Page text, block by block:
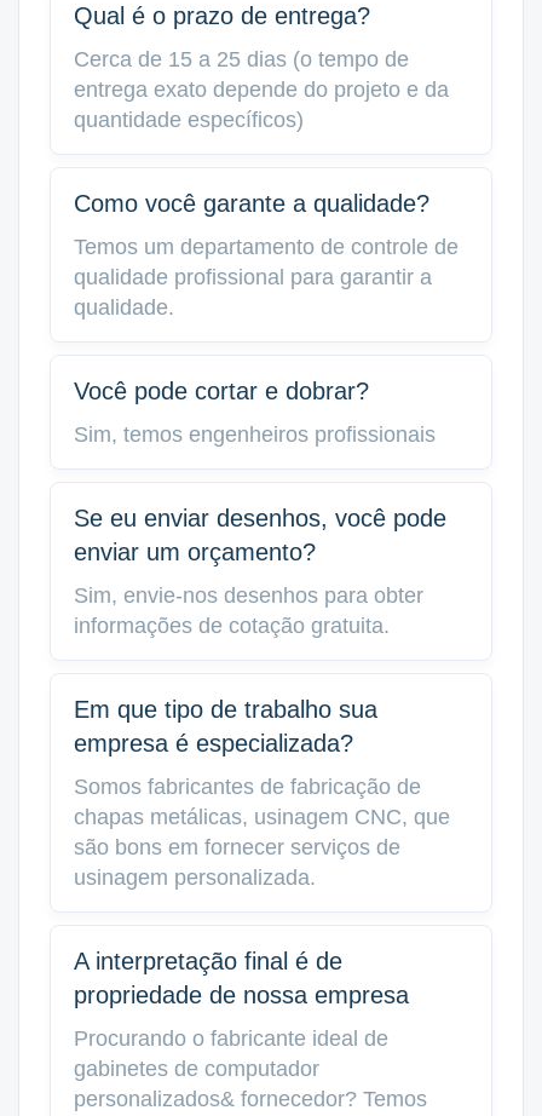
Qual é o prazo de entrega?
Cerca de 15 a 25 dias (o tempo de
entrega exato depende do projeto e da
quantidade específicos)
Como você garante a qualidade?
Temos um departamento de controle de
qualidade profissional para garantir a
qualidade.
Você pode cortar e dobrar?
Sim, temos engenheiros profissionais
Se eu enviar desenhos, você pode
enviar um orçamento?
Sim, envie-nos desenhos para obter
informações de cotação gratuita.
Em que tipo de trabalho sua
empresa é especializada?
Somos fabricantes de fabricação de
chapas metálicas, usinagem CNC, que
são bons em fornecer serviços de
usinagem personalizada.
A interpretação final é de
propriedade de nossa empresa
Procurando o fabricante ideal de
gabinetes de computador
personalizados& fornecedor? Temos